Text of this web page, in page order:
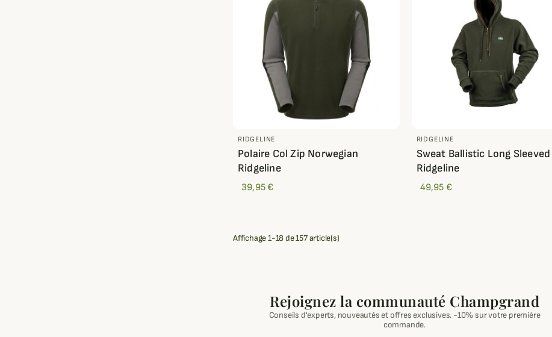
RIDGELINE
Polaire Col Zip Norwegian
Ridgeline
39,95 €
RIDGELINE
Sweat Ballistic Long Sleeved
Ridgeline
49,95 €
Affichage 1-18 de 157 article(s)
Rejoignez la communauté Champgrand
Conseils d'experts, nouveautés et offres exclusives. -10% sur votre première
commande.